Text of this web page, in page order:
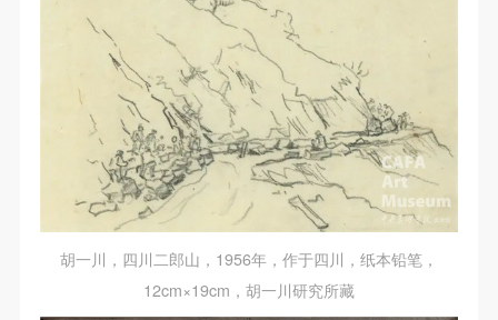
胡一川，四川二郎山，1956年，作于四川，纸本铅笔，
12cm×19cm，胡一川研究所藏